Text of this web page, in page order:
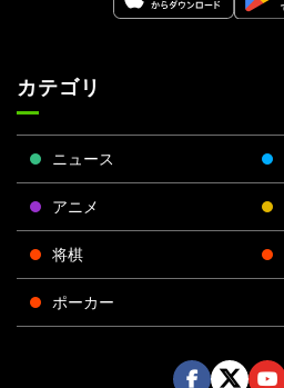
カテゴリ
ニュース
アニメ
将棋
ポーカー